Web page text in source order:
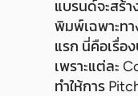
แบรนด์จะสร้า
พิมพ์เฉพาะท
แรก นี่คือเรื่อ
เพราะแต่ละ
ทำให้การ